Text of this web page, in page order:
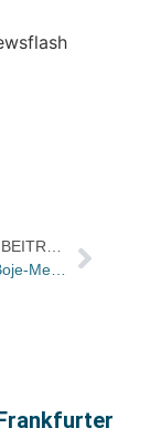
NÄCHSTER BEITRAG
Baumhaus/Boje-Medienpreis geht an Kim Strobl